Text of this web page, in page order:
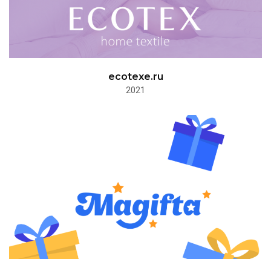
ecotexe.ru
2021